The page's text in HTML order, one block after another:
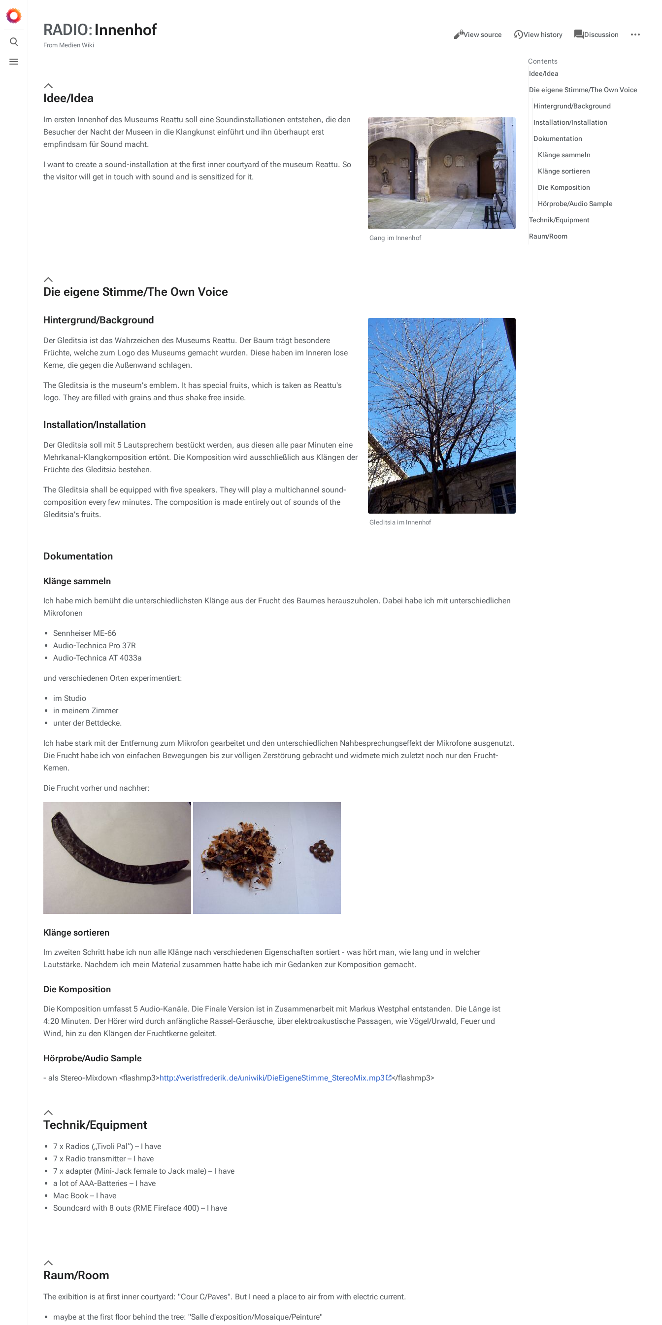
Toggle
search
menu
RADIO: Innenhof
From Medien Wiki
Views
ReadView source View history
associated-
pages
RADIO
Discussion
actions
Idee/Idea
Gang im Innenhof
Im ersten Innenhof des Museums Reattu soll eine Soundinstallationen entstehen, die den
Besucher der Nacht der Museen in die Klangkunst einführt und ihn überhaupt erst
empfindsam für Sound macht.
I want to create a sound-installation at the first inner courtyard of the museum Reattu. So
the visitor will get in touch with sound and is sensitized for it.
Die eigene Stimme/The Own Voice
Gleditsia im Innenhof
Hintergrund/Background
Der Gleditsia ist das Wahrzeichen des Museums Reattu. Der Baum trägt besondere
Früchte, welche zum Logo des Museums gemacht wurden. Diese haben im Inneren lose
Kerne, die gegen die Außenwand schlagen.
The Gleditsia is the museum's emblem. It has special fruits, which is taken as Reattu's
logo. They are filled with grains and thus shake free inside.
Installation/Installation
Der Gleditsia soll mit 5 Lautsprechern bestückt werden, aus diesen alle paar Minuten eine
Mehrkanal-Klangkomposition ertönt. Die Komposition wird ausschließlich aus Klängen der
Früchte des Gleditsia bestehen.
The Gleditsia shall be equipped with five speakers. They will play a multichannel sound-
composition every few minutes. The composition is made entirely out of sounds of the
Gleditsia's fruits.
Dokumentation
Klänge sammeln
Ich habe mich bemüht die unterschiedlichsten Klänge aus der Frucht des Baumes herauszuholen. Dabei habe ich mit unterschiedlichen
Mikrofonen
Sennheiser ME-66
Audio-Technica Pro 37R
Audio-Technica AT 4033a
und verschiedenen Orten experimentiert:
im Studio
in meinem Zimmer
unter der Bettdecke.
Ich habe stark mit der Entfernung zum Mikrofon gearbeitet und den unterschiedlichen Nahbesprechungseffekt der Mikrofone ausgenutzt.
Die Frucht habe ich von einfachen Bewegungen bis zur völligen Zerstörung gebracht und widmete mich zuletzt noch nur den Frucht-
Kernen.
Die Frucht vorher und nachher:
Klänge sortieren
Im zweiten Schritt habe ich nun alle Klänge nach verschiedenen Eigenschaften sortiert - was hört man, wie lang und in welcher
Lautstärke. Nachdem ich mein Material zusammen hatte habe ich mir Gedanken zur Komposition gemacht.
Die Komposition
Die Komposition umfasst 5 Audio-Kanäle. Die Finale Version ist in Zusammenarbeit mit Markus Westphal entstanden. Die Länge ist
4:20 Minuten. Der Hörer wird durch anfängliche Rassel-Geräusche, über elektroakustische Passagen, wie Vögel/Urwald, Feuer und
Wind, hin zu den Klängen der Fruchtkerne geleitet.
Hörprobe/Audio Sample
- als Stereo-Mixdown <flashmp3>http://weristfrederik.de/uniwiki/DieEigeneStimme_StereoMix.mp3 </flashmp3>
Technik/Equipment
7 x Radios („Tivoli Pal“) – I have
7 x Radio transmitter – I have
7 x adapter (Mini-Jack female to Jack male) – I have
a lot of AAA-Batteries – I have
Mac Book – I have
Soundcard with 8 outs (RME Fireface 400) – I have
Raum/Room
The exibition is at first inner courtyard: "Cour C/Paves". But I need a place to air from with electric current.
maybe at the first floor behind the tree: "Salle d'exposition/Mosaique/Peinture"
Contents
Idee/Idea
Die eigene Stimme/The Own Voice
Hintergrund/Background
Installation/Installation
Dokumentation
Klänge sammeln
Klänge sortieren
Die Komposition
Hörprobe/Audio Sample
Technik/Equipment
Raum/Room